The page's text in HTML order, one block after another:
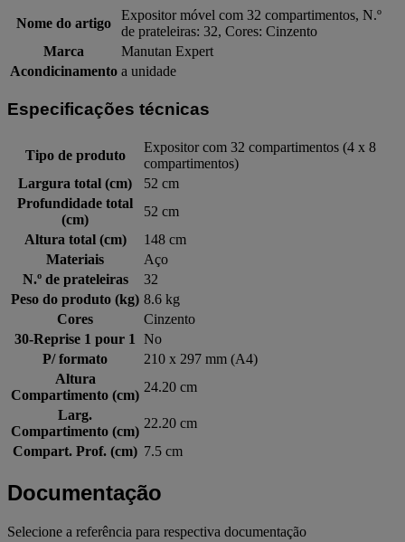
Nome do artigo
Expositor móvel com 32 compartimentos, N.º
de prateleiras: 32, Cores: Cinzento
Marca
Manutan Expert
Acondicinamento a unidade
Especificações técnicas
Tipo de produto
Expositor com 32 compartimentos (4 x 8
compartimentos)
Largura total (cm)
52 cm
Profundidade total
(cm)
52 cm
Altura total (cm)
148 cm
Materiais
Aço
N.º de prateleiras
32
Peso do produto (kg) 8.6 kg
Cores
Cinzento
30-Reprise 1 pour 1
No
P/ formato
210 x 297 mm (A4)
Altura
Compartimento (cm)
24.20 cm
Larg.
Compartimento (cm)
22.20 cm
Compart. Prof. (cm) 7.5 cm
Documentação
Selecione a referência para respectiva documentação